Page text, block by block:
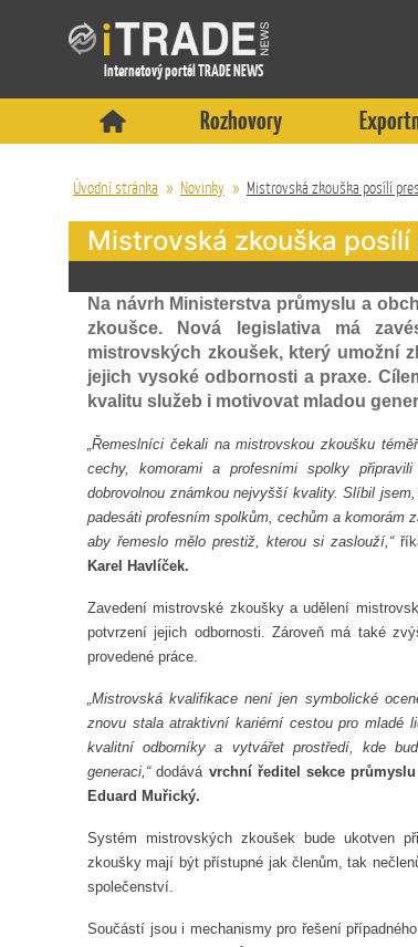
Internetový portál TRADE NEWS
Rozhovory
Úvodní stránka » Novinky » Mistrovská zkouška posílí
Mistrovská zkouška
Na návrh Ministerstva průmyslu a
zkoušce. Nová legislativa má
mistrovských zkoušek, který umožní
jejich vysoké odbornosti a praxe.
kvalitu služeb i motivovat mladou
„Řemeslníci čekali na mistrovskou zkoušku
cechy, komorami a profesními spolky
dobrovolnou známkou nejvyšší kvality. Slíbil
padesáti profesním spolkům, cechům a komorám
aby řemeslo mělo prestiž, kterou si zaslouží,“
Karel Havlíček.
Zavedení mistrovské zkoušky a udělení
potvrzení jejich odbornosti. Zároveň má také
provedené práce.
„Mistrovská kvalifikace není jen symbolické
znovu stala atraktivní kariérní cestou pro mladé
kvalitní odborníky a vytvářet prostředí, kde
generaci,“dodává vrchní ředitel sekce
Eduard Muřický.
Systém mistrovských zkoušek bude ukotven
zkoušky mají být přístupné jak členům, tak
společenství.
Součástí jsou i mechanismy pro řešení